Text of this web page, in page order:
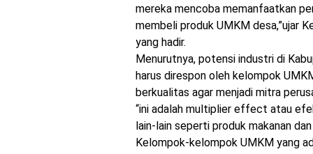
mereka mencoba memanfaatkan
membeli produk UMKM desa,”ujar
yang hadir.
Menurutnya, potensi industri di
harus direspon oleh kelompok
berkualitas agar menjadi mitra
“ini adalah multiplier effect atau
lain-lain seperti produk makanan
Kelompok-kelompok UMKM yang